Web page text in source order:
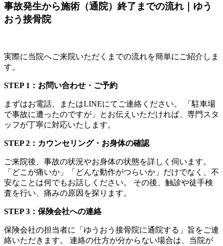
事故発生から施術（通院）終了までの流れ｜ゆう
おう接骨院
実際に当院へご来院いただくまでの流れを簡単にご紹介しま
す。
STEP 1：お問い合わせ・ご予約
まずはお電話、またはLINEにてご連絡ください。 「駐車場
で事故に遭ったのですが」とお伝えいただければ、専門スタ
ッフが丁寧に対応いたします。
STEP 2：カウンセリング・お身体の確認
ご来院後、事故の状況やお身体の状態を詳しく伺います。
「どこが痛いか」「どんな動作がつらいか」だけでなく、不
安なことは何でもお話しください。 その後、触診や徒手検
査を行い、痛みの原因を探ります。
STEP 3：保険会社への連絡
保険会社の担当者に「ゆうおう接骨院に通院する」旨をご連
絡いただきます。 連絡の仕方が分からない場合は、当院が